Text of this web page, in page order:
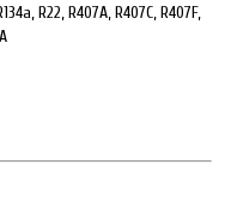
R22, R407A, R407C, R407F,